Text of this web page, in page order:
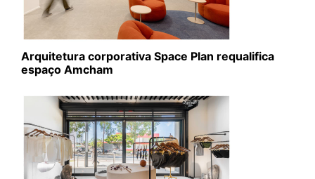
Arquitetura corporativa Space Plan requalifica
espaço Amcham